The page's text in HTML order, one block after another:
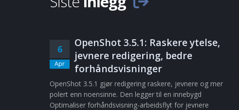
6
Apr
OpenShot 3.5.1: Raskere ytelse,
jevnere redigering, bedre
forhåndsvisninger
OpenShot 3.5.1 gjør redigering raskere, jevnere og mer
polert enn noensinne. Den legger til en innebygd
Optimaliser forhåndsvisning-arbeidsflyt for jevnere